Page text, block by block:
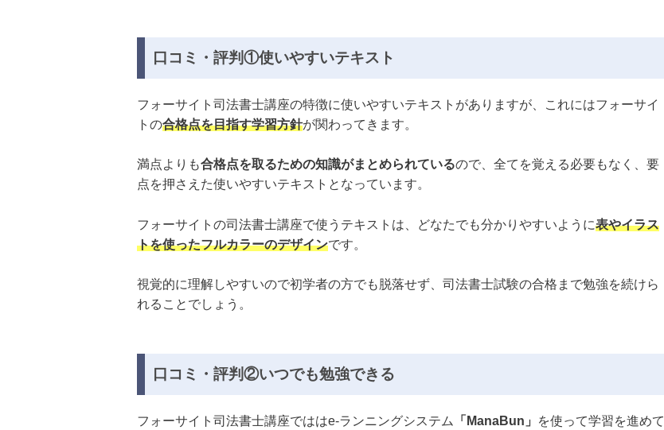
口コミ・評判①使いやすいテキスト
フォーサイト司法書士講座の特徴に使いやすいテキストがありますが、これにはフォーサイ
トの合格点を目指す学習方針が関わってきます。
満点よりも合格点を取るための知識がまとめられているので、全てを覚える必要もなく、要
点を押さえた使いやすいテキストとなっています。
フォーサイトの司法書士講座で使うテキストは、どなたでも分かりやすいように表やイラス
トを使ったフルカラーのデザインです。
視覚的に理解しやすいので初学者の方でも脱落せず、司法書士試験の合格まで勉強を続けら
れることでしょう。
口コミ・評判②いつでも勉強できる
フォーサイト司法書士講座でははe-ランニングシステム 「ManaBun」
を使って学習を進めて